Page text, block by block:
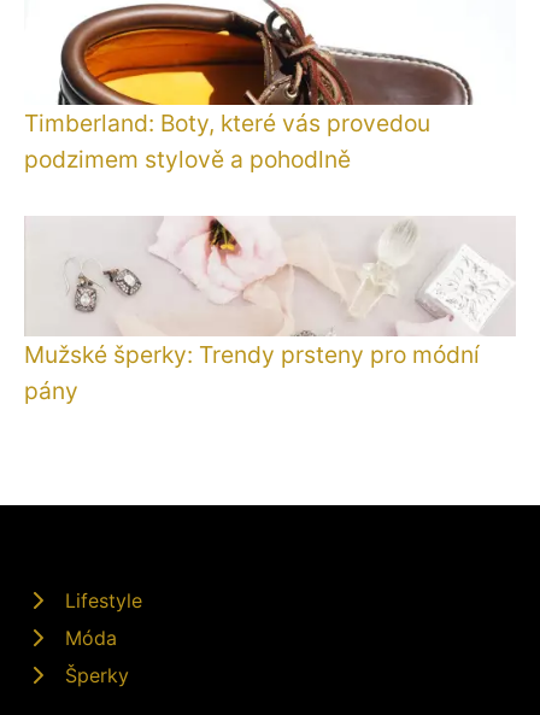
Timberland: Boty, které vás provedou
podzimem stylově a pohodlně
Mužské šperky: Trendy prsteny pro módní
pány
Lifestyle
Móda
Šperky